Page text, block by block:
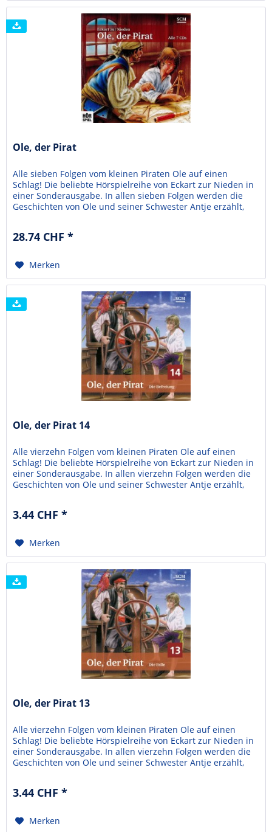
Ole, der Pirat
Alle sieben Folgen vom kleinen Piraten Ole auf einen
Schlag! Die beliebte Hörspielreihe von Eckart zur Nieden in
einer Sonderausgabe. In allen sieben Folgen werden die
Geschichten von Ole und seiner Schwester Antje erzählt,
müssen ganz schön mutig sein. Eckart zur...
28.74 CHF *
Merken
Ole, der Pirat 14
Alle vierzehn Folgen vom kleinen Piraten Ole auf einen
Schlag! Die beliebte Hörspielreihe von Eckart zur Nieden in
einer Sonderausgabe. In allen vierzehn Folgen werden die
Geschichten von Ole und seiner Schwester Antje erzählt,
müssen ganz schön mutig sein. In...
3.44 CHF *
Merken
Ole, der Pirat 13
Alle vierzehn Folgen vom kleinen Piraten Ole auf einen
Schlag! Die beliebte Hörspielreihe von Eckart zur Nieden in
einer Sonderausgabe. In allen vierzehn Folgen werden die
Geschichten von Ole und seiner Schwester Antje erzählt,
müssen ganz schön mutig sein. In...
3.44 CHF *
Merken